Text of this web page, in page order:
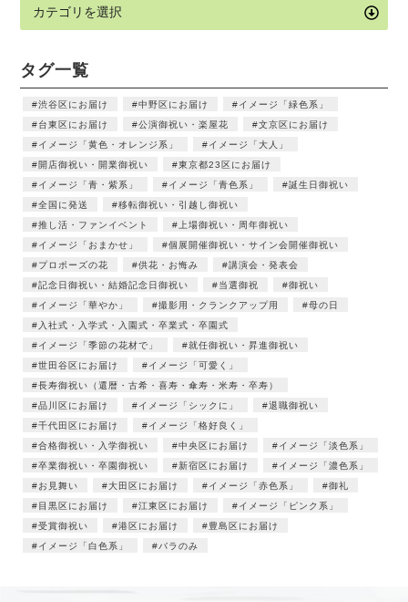
タグ一覧
渋谷区にお届け 中野区にお届け
イメージ「緑色系」
台東区にお届け
公演御祝い・楽屋花
文京区にお届け
イメージ「黄色・オレンジ系」
イメージ「大人」
開店御祝い・開業御祝い
東京都23区にお届け
イメージ「青・紫系」
イメージ「青色系」
誕生日御祝い
全国に発送
移転御祝い・引越し御祝い
推し活・ファンイベント
上場御祝い・周年御祝い
イメージ「おまかせ」
個展開催御祝い・サイン会開催御祝い
プロポーズの花
供花・お悔み
講演会・発表会
記念日御祝い・結婚記念日御祝い
当選御祝
御祝い
イメージ「華やか」
撮影用・クランクアップ用
母の日
入社式・入学式・入園式・卒業式・卒園式
イメージ「季節の花材で」
就任御祝い・昇進御祝い
世田谷区にお届け
イメージ「可愛く」
長寿御祝い（還暦・古希・喜寿・傘寿・米寿・卒寿）
品川区にお届け
イメージ「シックに」
退職御祝い
千代田区にお届け
イメージ「格好良く」
合格御祝い・入学御祝い
中央区にお届け
イメージ「淡色系」
卒業御祝い・卒園御祝い
新宿区にお届け
イメージ「濃色系」
お見舞い
大田区にお届け イメージ「赤色系」
御礼
目黒区にお届け
江東区にお届け
イメージ「ピンク系」
受賞御祝い
港区にお届け
豊島区にお届け
イメージ「白色系」
バラのみ